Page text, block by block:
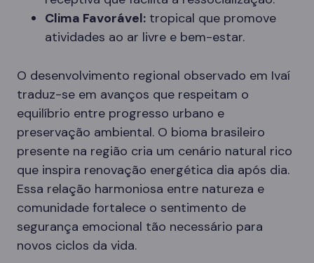
Clima Favorável: tropical que promove
atividades ao ar livre e bem-estar.
O desenvolvimento regional observado em Ivaí
traduz-se em avanços que respeitam o
equilíbrio entre progresso urbano e
preservação ambiental. O bioma brasileiro
presente na região cria um cenário natural rico
que inspira renovação energética dia após dia.
Essa relação harmoniosa entre natureza e
comunidade fortalece o sentimento de
segurança emocional tão necessário para
novos ciclos da vida.